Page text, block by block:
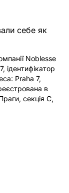
себе як
Noblesse
ідентифікатор
Praha 7,
в
секція C,